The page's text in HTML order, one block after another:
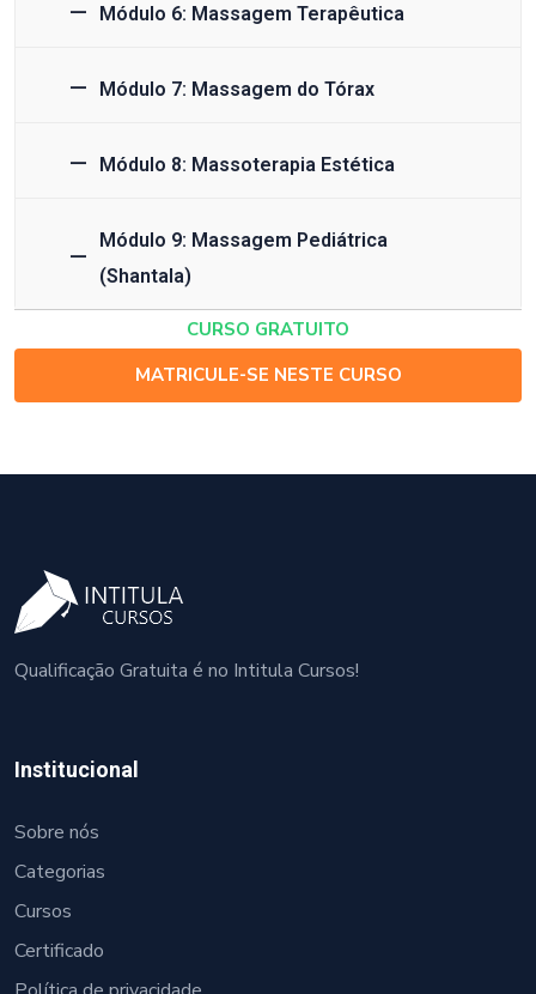
Módulo 6: Massagem Terapêutica
Módulo 7: Massagem do Tórax
Módulo 8: Massoterapia Estética
Módulo 9: Massagem Pediátrica
(Shantala)
CURSO GRATUITO
MATRICULE-SE NESTE CURSO
Qualificação Gratuita é no Intitula Cursos!
Institucional
Sobre nós
Categorias
Cursos
Certificado